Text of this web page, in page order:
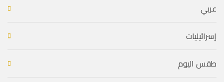
عربي
إسرائيليات
طقس اليوم